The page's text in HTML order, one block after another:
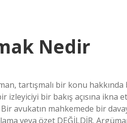
Nedir
tartışmalı bir konu hakkında
bir bakış açısına ikna
avukatın mahkemede bir
veya özet DEĞİLDİR.